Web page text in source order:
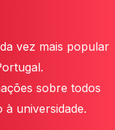
vez mais popular
sobre todos
à universidade.